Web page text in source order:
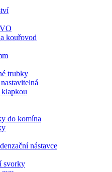
kouřovod
trubky
do komína
nástavce
svorky